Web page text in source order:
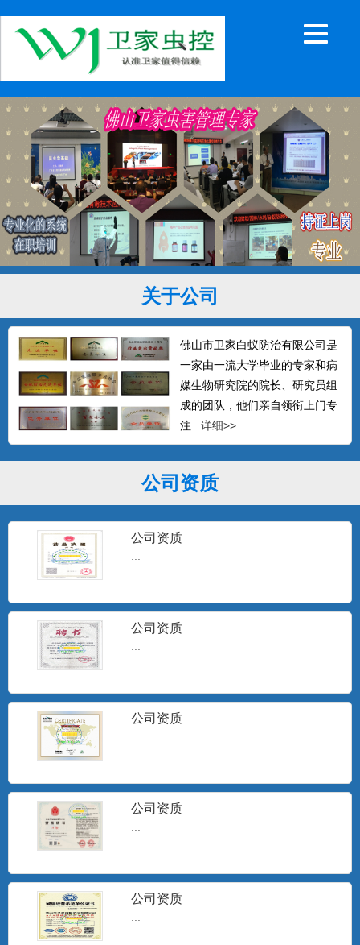
关于公司
佛山市卫家白蚁防治有限公司是
一家由一流大学毕业的专家和病
媒生物研究院的院长、研究员组
成的团队，他们亲自领衔上门专
注... 详细>>
公司资质
公司资质
公司资质
公司资质
公司资质
公司资质